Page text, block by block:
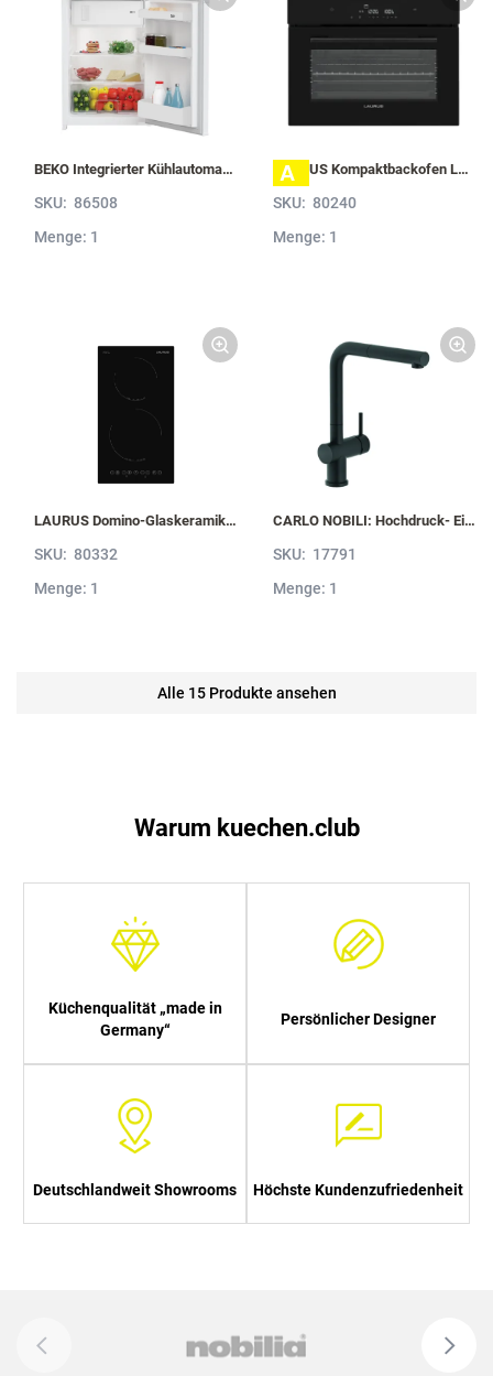
BEKO Integrierter Kühlautomat B 1754 N B1754N
SKU: 86508
Menge: 1
A LAURUS Kompaktbackofen LKB12BK mit Hydrolyse, Schwarz LKB12BK
SKU: 80240
Menge: 1
LAURUS Domino-Glaskeramik- Kochfeld LIA30 mit Induktion, Sologerät LIA30
SKU: 80332
Menge: 1
CARLO NOBILI: Hochdruck- Einhebelmischbatterie Live mit Brause, Mischbatterie 17791
SKU: 17791
Menge: 1
Alle 15 Produkte ansehen
Warum kuechen.club
Küchenqualität „made in
Germany“
Persönlicher Designer
Deutschlandweit Showrooms Höchste Kundenzufriedenheit